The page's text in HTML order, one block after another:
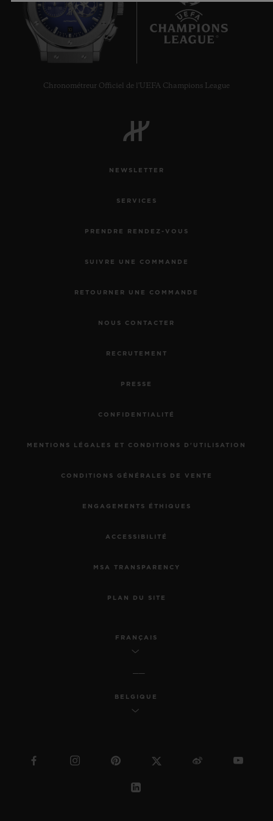
Chronométreur Officiel de l'UEFA Champions League
NEWSLETTER
SERVICES
PRENDRE RENDEZ-VOUS
SUIVRE UNE COMMANDE
RETOURNER UNE COMMANDE
NOUS CONTACTER
RECRUTEMENT
PRESSE
CONFIDENTIALITÉ
MENTIONS LÉGALES ET CONDITIONS D'UTILISATION
CONDITIONS GÉNÉRALES DE VENTE
ENGAGEMENTS ÉTHIQUES
ACCESSIBILITÉ
MSA TRANSPARENCY
PLAN DU SITE
FRANÇAIS
BELGIQUE